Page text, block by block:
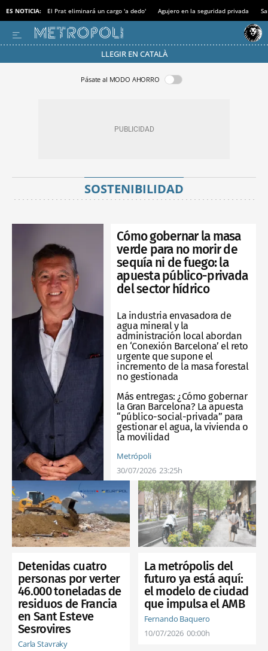
ES NOTICIA: El Prat eliminará un cargo 'a dedo' Agujero en la seguridad privada
LLEGIR EN CATALÀ
Pásate al MODO AHORRO
SOSTENIBILIDAD
Cómo gobernar la masa
verde para no morir de
sequía ni de fuego: la
apuesta público-privada
del sector hídrico
La industria envasadora de
agua mineral y la
administración local abordan
en ‘Conexión Barcelona’ el reto
urgente que supone el
incremento de la masa forestal
no gestionada
Más entregas: ¿Cómo gobernar
la Gran Barcelona? La apuesta
“público-social-privada” para
gestionar el agua, la vivienda o
la movilidad
Metrópoli
30/07/2026 23:25h
Detenidas cuatro
personas por verter
46.000 toneladas de
residuos de Francia
en Sant Esteve
Sesrovires
Carla Stavraky
La metrópolis del
futuro ya está aquí:
el modelo de ciudad
que impulsa el AMB
Fernando Baquero
10/07/2026 00:00h